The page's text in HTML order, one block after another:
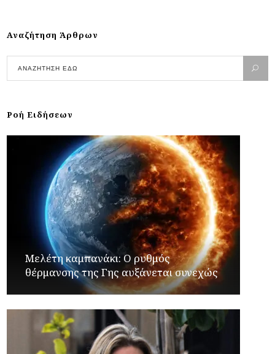
Αναζήτηση Άρθρων
Ροή Ειδήσεων
Μελέτη καμπανάκι: Ο ρυθμός
θέρμανσης της Γης αυξάνεται συνεχώς